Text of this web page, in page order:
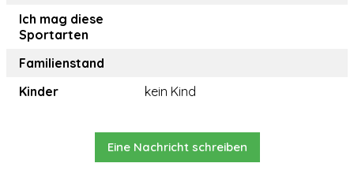
Ich mag diese
Sportarten
Familienstand
Kinder
kein Kind
Eine Nachricht schreiben